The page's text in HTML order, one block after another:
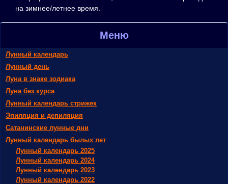
на зимнее/летнее время.
Меню
Лунный календарь
Лунный день
Луна в знаке зодиака
Луна без курса
Лунный календарь стрижек
Эпиляция и депиляция
Сатанинские лунные дни
Лунный календарь былых лет
Лунный календарь 2025
Лунный календарь 2024
Лунный календарь 2023
Лунный календарь 2022